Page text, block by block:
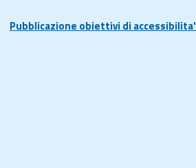
Pubblicazione obiettivi di accessibilita'